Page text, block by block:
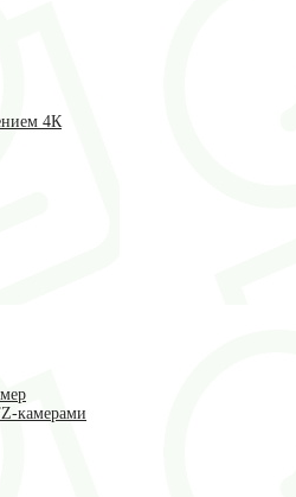
4К
камерами